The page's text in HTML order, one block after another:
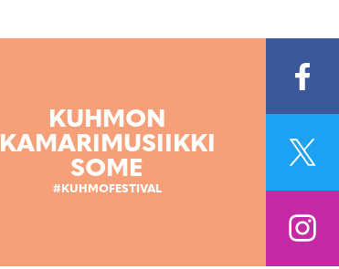
KUHMON
KAMARIMUSIIKKI
SOME
#KUHMOFESTIVAL